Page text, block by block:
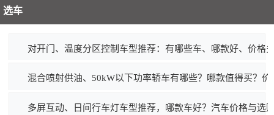
选车
对开门、温度分区控制车型推荐：有哪些车、哪款好、价格
混合喷射供油、50kW以下功率轿车有哪些？哪款值得买？价
多屏互动、日间行车灯车型推荐，哪款车好？汽车价格与选